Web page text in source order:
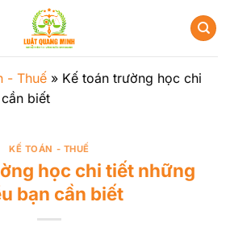
- Thuế » Kế toán trường học chi
biết
KẾ TOÁN - THUẾ
học chi tiết những
bạn cần biết